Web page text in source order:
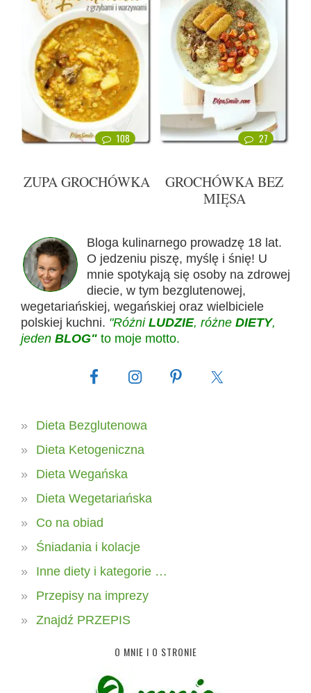
108
ZUPA GROCHÓWKA
27
GROCHÓWKA BEZ
MIĘSA
Bloga kulinarnego prowadzę 18 lat.
O jedzeniu piszę, myślę i śnię! U
mnie spotykają się osoby na zdrowej
diecie, w tym bezglutenowej,
wegetariańskiej, wegańskiej oraz wielbiciele
polskiej kuchni. "Różni LUDZIE, różne DIETY,
jeden BLOG" to moje motto.
Dieta Bezglutenowa
Dieta Ketogeniczna
Dieta Wegańska
Dieta Wegetariańska
Co na obiad
Śniadania i kolacje
Inne diety i kategorie …
Przepisy na imprezy
Znajdź PRZEPIS
O MNIE I O STRONIE